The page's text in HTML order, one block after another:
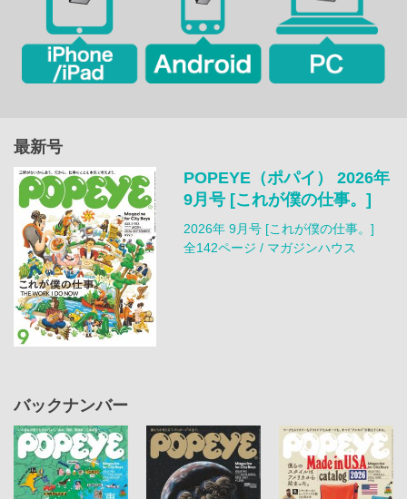
最新号
POPEYE（ポパイ） 2026年
9月号 [これが僕の仕事。]
2026年 9月号 [これが僕の仕事。]
全142ページ / マガジンハウス
バックナンバー